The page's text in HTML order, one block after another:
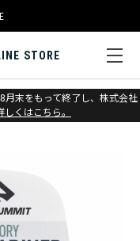
STORE
末をもって終了し、株式会社
しくはこちら。